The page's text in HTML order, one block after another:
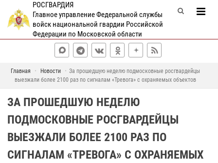
РОСГВАРДИЯ
Главное управление Федеральной службы
войск национальной гвардии Российской
Федерации по Московской области
Главная Новости
За прошедшую неделю подмосковные росгвардейцы
выезжали более 2100 раз по сигналам «Тревога» с охраняемых объектов
ЗА ПРОШЕДШУЮ НЕДЕЛЮ
ПОДМОСКОВНЫЕ РОСГВАРДЕЙЦЫ
ВЫЕЗЖАЛИ БОЛЕЕ 2100 РАЗ ПО
СИГНАЛАМ «ТРЕВОГА» С ОХРАНЯЕМЫХ